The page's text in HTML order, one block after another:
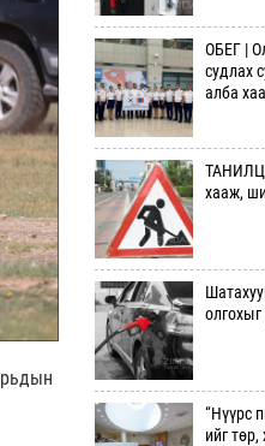
ОБЕГ |
судлах
алба
ТАНИЛЦ
хааж,
“Нүүрс
ийг